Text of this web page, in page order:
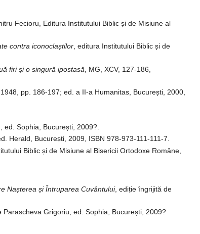
Fecioru, Editura Institutului Biblic și de Misiune al
contra iconoclaștilor, editura Institutului Biblic și de
firi și o singură ipostasă , MG, XCV, 127-186,
pp. 186-197; ed. a II-a Humanitas, București, 2000,
Sophia, București, 2009?.
Herald, București, 2009, ISBN 978-973-111-111-7.
Biblic și de Misiune al Bisericii Ortodoxe Române,
Nașterea și Întruparea Cuvântului, ediție îngrijită de
Parascheva Grigoriu, ed. Sophia, București, 2009?